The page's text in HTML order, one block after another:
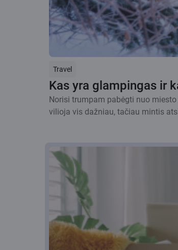
Travel
Kas yra glampingas ir
Norisi trumpam pabėgti nuo
vilioja vis dažniau, tačiau mintis